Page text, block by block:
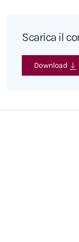
Scarica il
Download